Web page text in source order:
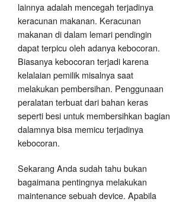
lainnya adalah mencegah terjadinya
keracunan makanan. Keracunan
makanan di dalam lemari pendingin
dapat terpicu oleh adanya kebocoran.
Biasanya kebocoran terjadi karena
kelalaian pemilik misalnya saat
melakukan pembersihan. Penggunaan
peralatan terbuat dari bahan keras
seperti besi untuk membersihkan bagian
dalamnya bisa memicu terjadinya
kebocoran.
Sekarang Anda sudah tahu bukan
bagaimana pentingnya melakukan
maintenance sebuah device. Apabila